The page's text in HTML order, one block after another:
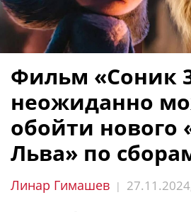
Фильм «Соник
неожиданно
обойти нового
Льва» по
Линар Гимашев |